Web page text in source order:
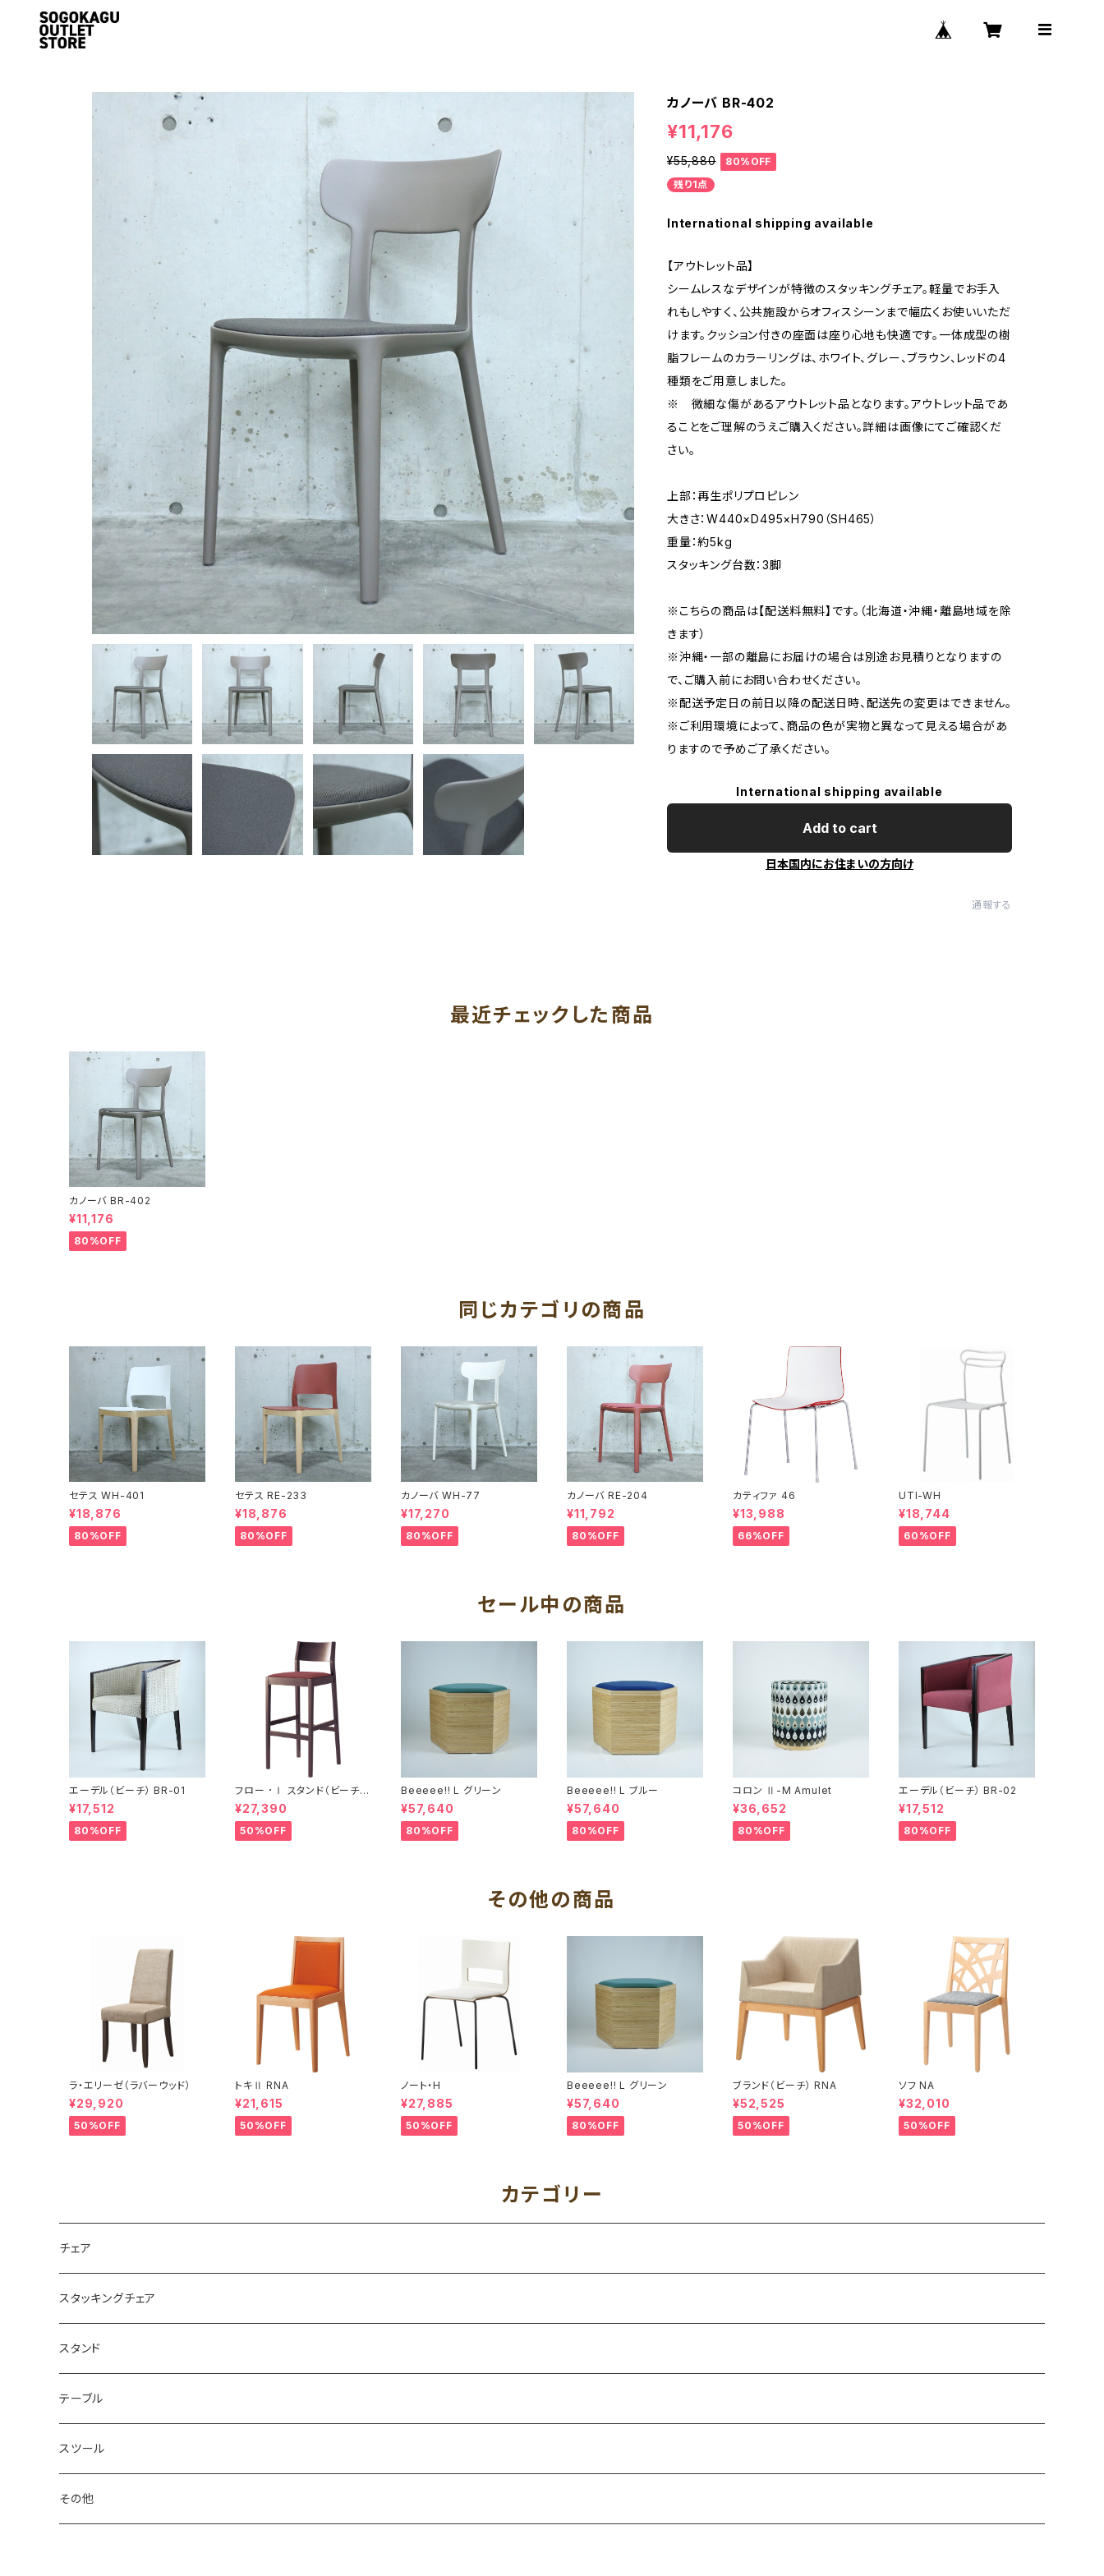
カノーバ BR-402
¥11,176
¥55,880
80%OFF
残り1点
International shipping available
【アウトレット品】
シームレスなデザインが特徴のスタッキングチェア。軽量でお手入
れもしやすく、公共施設からオフィスシーンまで幅広くお使いいただ
けます。クッション付きの座面は座り心地も快適です。一体成型の樹
脂フレームのカラーリングは、ホワイト、グレー、ブラウン、レッドの4
種類をご用意しました。
※ 微細な傷があるアウトレット品となります。アウトレット品であ
ることをご理解のうえご購入ください。詳細は画像にてご確認くだ
さい。
上部：再生ポリプロピレン
大きさ：W440×D495×H790（SH465）
重量：約5kg
スタッキング台数：3脚
※こちらの商品は【配送料無料】です。（北海道・沖縄・離島地域を除
きます）
※沖縄・一部の離島にお届けの場合は別途お見積りとなりますの
で、ご購入前にお問い合わせください。
※配送予定日の前日以降の配送日時、配送先の変更はできません。
※ご利用環境によって、商品の色が実物と異なって見える場合があ
りますので予めご了承ください。
International shipping available
Add to cart
日本国内にお住まいの方向け
通報する
最近チェックした商品
カノーバ BR-402
¥11,176
80%OFF
同じカテゴリの商品
セテス WH-401
¥18,876
80%OFF
セテス RE-233
¥18,876
80%OFF
カノーバ WH-77
¥17,270
80%OFF
カノーバ RE-204
¥11,792
80%OFF
カティファ 46
¥13,988
66%OFF
UTI-WH
¥18,744
60%OFF
セール中の商品
エーデル（ビーチ） BR-01
¥17,512
80%OFF
フロー ･Ⅰ スタンド（ビーチ）
BR
¥27,390
50%OFF
Beeeee!! L グリーン
¥57,640
80%OFF
Beeeee!! L ブルー
¥57,640
80%OFF
コロン Ⅱ-M Amulet
¥36,652
80%OFF
エーデル（ビーチ） BR-02
¥17,512
80%OFF
その他の商品
ラ・エリーゼ（ラバーウッド）
¥29,920
50%OFF
トキⅡ RNA
¥21,615
50%OFF
ノート・H
¥27,885
50%OFF
Beeeee!! L グリーン
¥57,640
80%OFF
ブランド（ビーチ） RNA
¥52,525
50%OFF
ソフ NA
¥32,010
50%OFF
カテゴリー
チェア
スタッキングチェア
スタンド
テーブル
スツール
その他